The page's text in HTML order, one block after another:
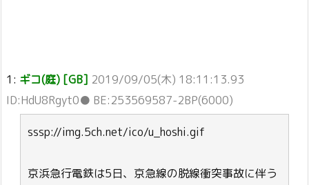
1: ギコ(庭) [GB] 2019/09/05(木) 18:11:13.93
ID:HdU8Rgyt0● BE:253569587-2BP(6000)
sssp://img.5ch.net/ico/u_hoshi.gif
京浜急行電鉄は5日、京急線の脱線衝突事故に伴う